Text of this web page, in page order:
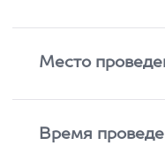
Место
Время